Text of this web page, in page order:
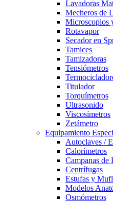
Lavadoras
Mecheros de
Microscopios
Rotavapor
Secador en
Tamices
Tamizadoras
Tensiómetros
Titulador
Torquímetros
Ultrasonido
Viscosímetros
Zetámetro
Equipamiento
Autoclaves /
Calorímetros
Campanas
Centrífugas
Estufas y
Modelos
Osmómetros